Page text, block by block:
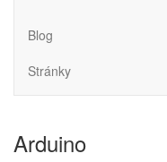
Blog
Stránky
Arduino